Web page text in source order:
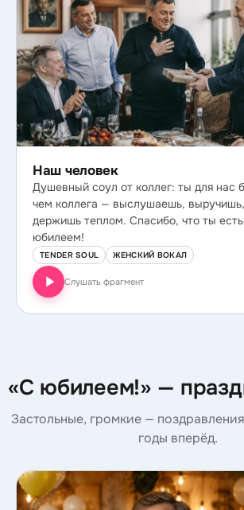
Наш человек
Душевный соул от коллег: ты для нас
чем коллега — выслушаешь, выручишь,
держишь теплом. Спасибо, что ты
юбилеем!
TENDER SOUL ЖЕНСКИЙ ВОКАЛ
Слушать фрагмент
«С юбилеем!» —
Застольные, громкие —
годы вперёд.